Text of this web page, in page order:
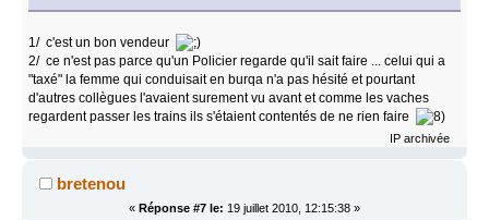
1/ c'est un bon vendeur
2/ ce n'est pas parce qu'un Policier regarde qu'il sait faire ... celui qui a
"taxé" la femme qui conduisait en burqa n'a pas hésité et pourtant
d'autres collègues l'avaient surement vu avant et comme les vaches
regardent passer les trains ils s'étaient contentés de ne rien faire
IP archivée
bretenou
« Réponse #7 le: 19 juillet 2010, 12:15:38 »